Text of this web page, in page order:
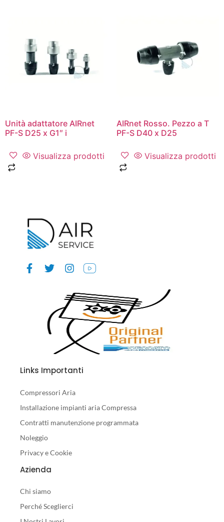
Unità adattatore AIRnet
PF-S D25 x G1″ i
Visualizza prodotti
AIRnet Rosso. Pezzo a T
PF-S D40 x D25
Visualizza prodotti
Links Importanti
Compressori Aria
Installazione impianti aria Compressa
Contratti manutenzione programmata
Noleggio
Privacy e Cookie
Azienda
Chi siamo
Perché Sceglierci